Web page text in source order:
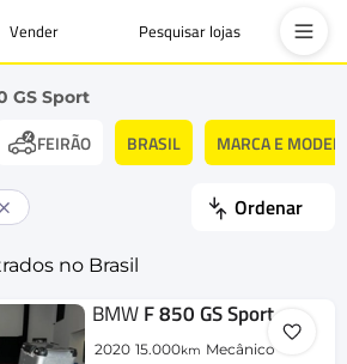
Vender Pesquisar lojas
GS Sport
FEIRÃO BRASIL MARCA E
Ordenar
no Brasil
BMWF 850 GS Sport
2020 15.000km Mecânico